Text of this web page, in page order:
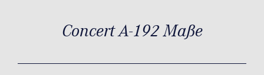
Concert A-192 Maße